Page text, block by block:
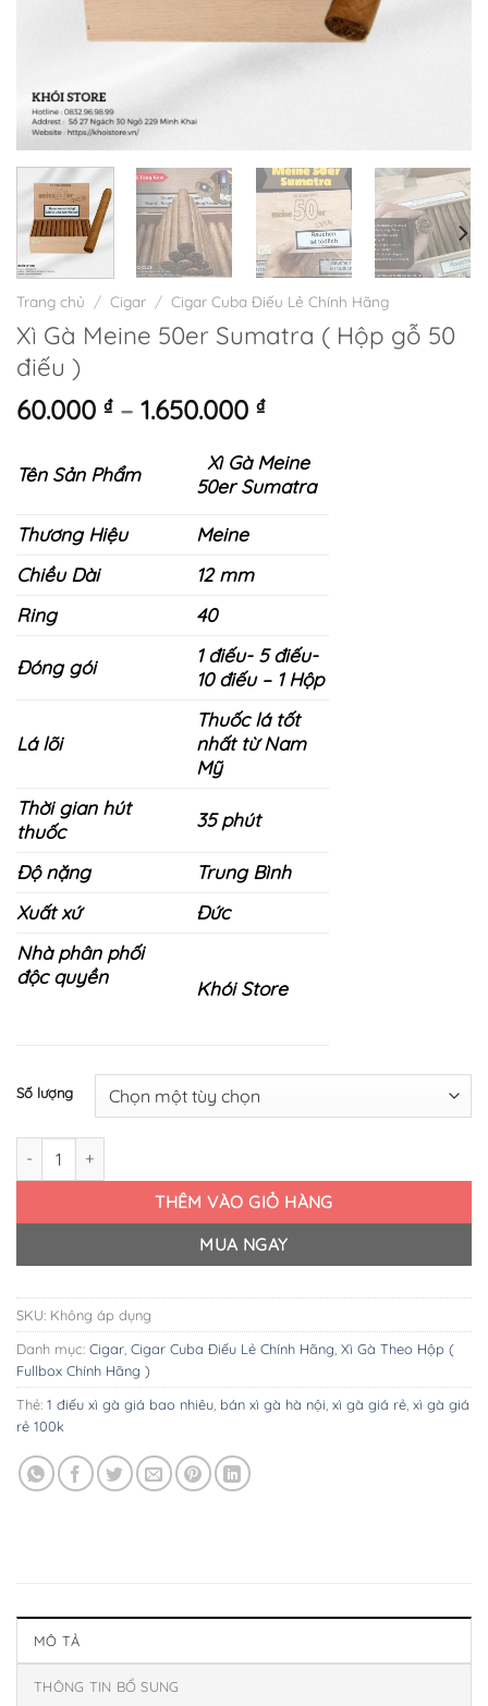
Trang chủ / Cigar / Cigar Cuba Điếu Lẻ Chính Hãng
Xì Gà Meine 50er Sumatra ( Hộp gỗ 50
điếu )
60.000 ₫ – 1.650.000 ₫Khoảng
từ
60.000 ₫
Tên Sản Phẩm
Xì Gà Meine
50er Sumatra
Thương Hiệu
Meine
Chiều Dài
12 mm
Ring
40
Đóng gói
1 điếu- 5 điếu-
10 điếu – 1 Hộp
Lá lõi
Thuốc lá tốt
nhất từ ​​Nam
Mỹ
Thời gian hút
thuốc
35 phút
Độ nặng
Trung Bình
Xuất xứ
Đức
Nhà phân phối
độc quyền
Khói Store
Số lượng
Xì Gà Meine 50er Sumatra ( Hộp gỗ 50 điếu ) số lượng
THÊM VÀO GIỎ HÀNG
MUA NGAY
SKU: Không áp dụng
Danh mục: Cigar Cigar Cuba Điếu Lẻ Chính Hãng Xì Gà Theo Hộp (
Fullbox Chính Hãng )
Thẻ: 1 điếu xì gà giá bao nhiêu bán xì gà hà nội xì gà giá rẻ xì gà giá
rẻ 100k
MÔ TẢ
THÔNG TIN BỔ SUNG